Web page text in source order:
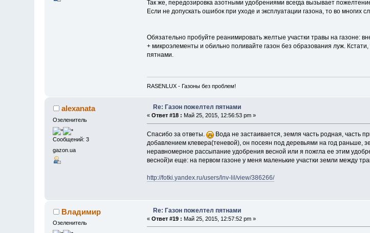
Так же, передозировка азотными удобрениями всегда вызывает
Если не допускать ошибок при уходе и эксплуатации газона, то во многих
Обязательно пробуйте реанимировать желтые участки травы на газоне:
+ микроэлементы и обильно поливайте газон без образования луж.
пятнами.
RASENLUX - Газоны без проблем!
alexanata
Озеленитель
Сообщений: 3
gazon.ua
Re: Газон пожелтел пятнами
« Ответ #18 : Май 25, 2015, 12:56:53 pm »
Спасибо за ответы.
Вода не застаивается, земля часть родная, часть
добавлением клевера(теневой), он посеян под деревьями на год
неравномерное рассыпание удобрения весной или я пожгла ее этим
весной)и еще: на первом газоне у меня маленькие участки земли между
http://fotki.yandex.ru/users/lnv-lil/view/386266/
Владимир
Озеленитель
Re: Газон пожелтел пятнами
« Ответ #19 : Май 25, 2015, 12:57:52 pm »